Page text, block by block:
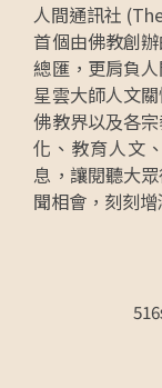
人間通訊社
首個由佛教創
總匯，更肩負
星雲大師人文
佛教界以及各
化、教育人文
息，讓閱聽大
聞相會，刻刻